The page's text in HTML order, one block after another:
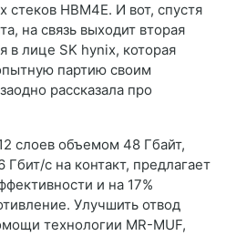
HBM4E. И вот, спустя
на связь выходит вторая
в лице SK hynix, которая
партию своим
рассказала про
слоев объемом 48 Гбайт,
Гбит/c на контакт, предлагает
и на 17%
Улучшить отвод
технологии MR-MUF,